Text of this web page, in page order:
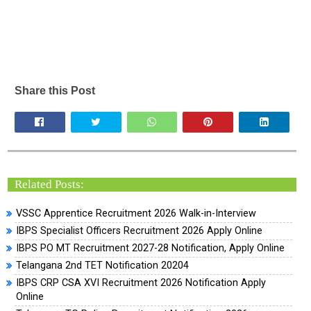
Share this Post
Related Posts:
VSSC Apprentice Recruitment 2026 Walk-in-Interview
IBPS Specialist Officers Recruitment 2026 Apply Online
IBPS PO MT Recruitment 2027-28 Notification, Apply Online
Telangana 2nd TET Notification 20204
IBPS CRP CSA XVI Recruitment 2026 Notification Apply
Online